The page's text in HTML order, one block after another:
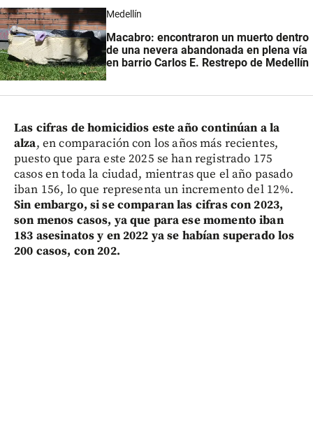
Medellín
Macabro: encontraron un muerto dentro
de una nevera abandonada en plena vía
en barrio Carlos E. Restrepo de Medellín
Las cifras de homicidios este año continúan a la
alza, en comparación con los años más recientes,
puesto que para este 2025 se han registrado 175
casos en toda la ciudad, mientras que el año pasado
iban 156, lo que representa un incremento del 12%.
Sin embargo, si se comparan las cifras con 2023,
son menos casos, ya que para ese momento iban
183 asesinatos y en 2022 ya se habían superado los
200 casos, con 202.